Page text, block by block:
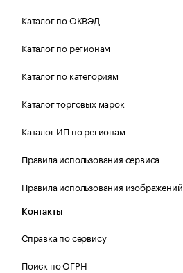
Каталог по ОКВЭД
Каталог по регионам
Каталог по категориям
Каталог торговых марок
Каталог ИП по регионам
Правила использования сервиса
Правила использования изображений
Контакты
Справка по сервису
Поиск по ОГРН